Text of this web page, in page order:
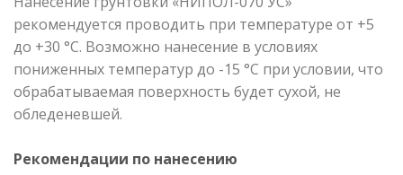
рекомендуется проводить при температуре от +5
до +30 °С. Возможно нанесение в условиях
пониженных температур до -15 °С при условии, что
обрабатываемая поверхность будет сухой, не
обледеневшей.
Рекомендации по нанесению